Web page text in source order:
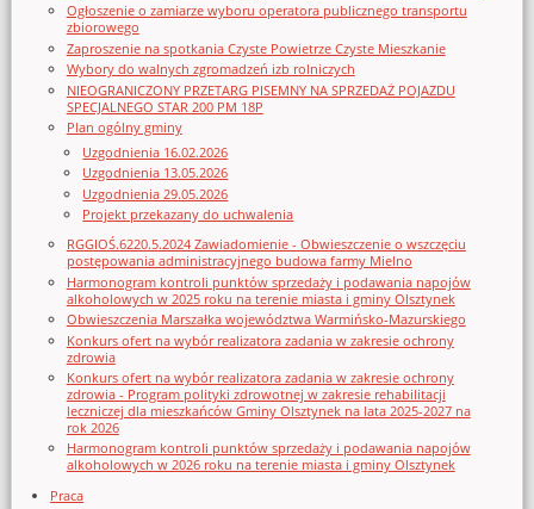
Ogłoszenie o zamiarze wyboru operatora publicznego transportu
zbiorowego
Zaproszenie na spotkania Czyste Powietrze Czyste Mieszkanie
Wybory do walnych zgromadzeń izb rolniczych
NIEOGRANICZONY PRZETARG PISEMNY NA SPRZEDAŻ POJAZDU
SPECJALNEGO STAR 200 PM 18P
Plan ogólny gminy
Uzgodnienia 16.02.2026
Uzgodnienia 13.05.2026
Uzgodnienia 29.05.2026
Projekt przekazany do uchwalenia
RGGIOŚ.6220.5.2024 Zawiadomienie - Obwieszczenie o wszczęciu
postępowania administracyjnego budowa farmy Mielno
Harmonogram kontroli punktów sprzedaży i podawania napojów
alkoholowych w 2025 roku na terenie miasta i gminy Olsztynek
Obwieszczenia Marszałka województwa Warmińsko-Mazurskiego
Konkurs ofert na wybór realizatora zadania w zakresie ochrony
zdrowia
Konkurs ofert na wybór realizatora zadania w zakresie ochrony
zdrowia - Program polityki zdrowotnej w zakresie rehabilitacji
leczniczej dla mieszkańców Gminy Olsztynek na lata 2025-2027 na
rok 2026
Harmonogram kontroli punktów sprzedaży i podawania napojów
alkoholowych w 2026 roku na terenie miasta i gminy Olsztynek
Praca